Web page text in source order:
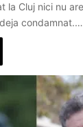
la Cluj nici nu
condamnat.…